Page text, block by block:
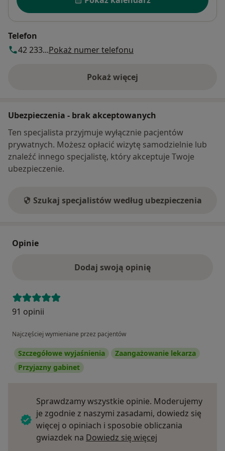
Telefon
42 233...Pokaż numer telefonu
Pokaż więcej
o adresie
Ubezpieczenia - brak akceptowanych
Ten specjalista przyjmuje wyłącznie pacjentów
prywatnych. Możesz opłacić wizytę samodzielnie lub
znaleźć innego specjalistę, który akceptuje Twoje
ubezpieczenie.
Szukaj specjalistów według ubezpieczenia
Opinie
Dodaj swoją opinię
91 opinii
Najczęściej wymieniane przez pacjentów
Szczegółowe wyjaśnienia
Zaangażowanie lekarza
Przyjazny gabinet
Sprawdzamy wszystkie opinie. Moderujemy
je zgodnie z naszymi zasadami, dowiedz się
więcej o opiniach i sposobie obliczania
gwiazdek na Dowiedz się więcej